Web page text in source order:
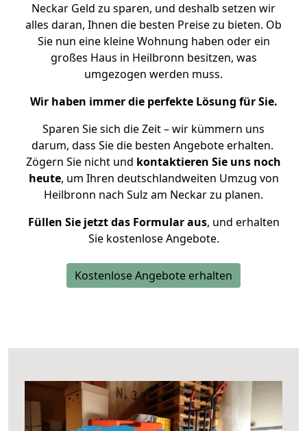
Neckar Geld zu sparen, und deshalb setzen wir
alles daran, Ihnen die besten Preise zu bieten. Ob
Sie nun eine kleine Wohnung haben oder ein
großes Haus in Heilbronn besitzen, was
umgezogen werden muss.
Wir haben immer die perfekte Lösung für Sie.
Sparen Sie sich die Zeit – wir kümmern uns
darum, dass Sie die besten Angebote erhalten.
Zögern Sie nicht und kontaktieren Sie uns noch
heute, um Ihren deutschlandweiten Umzug von
Heilbronn nach Sulz am Neckar zu planen.
Füllen Sie jetzt das Formular aus, und erhalten
Sie kostenlose Angebote.
Kostenlose Angebote erhalten